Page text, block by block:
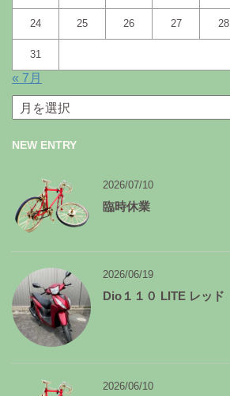
24 25 26 27 28
31
« 7月
月
別
ー
ブ
NEW ENTRY
2026/07/10
臨時休業
2026/06/19
Dio１１０ LITE レッド
2026/06/10